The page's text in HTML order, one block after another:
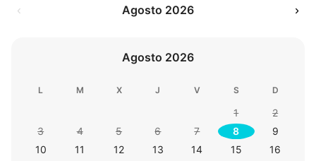
‹ Agosto 2026 ›
Agosto 2026
L M X J V S D
1
2
3
4 5 6 7 8
9
10
11 12 13 14 15
16